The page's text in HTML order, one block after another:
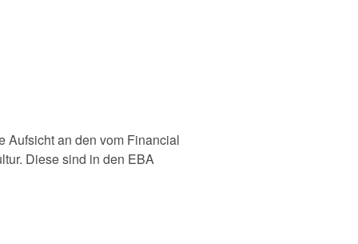
Aufsicht an den vom Financial
Diese sind in den EBA